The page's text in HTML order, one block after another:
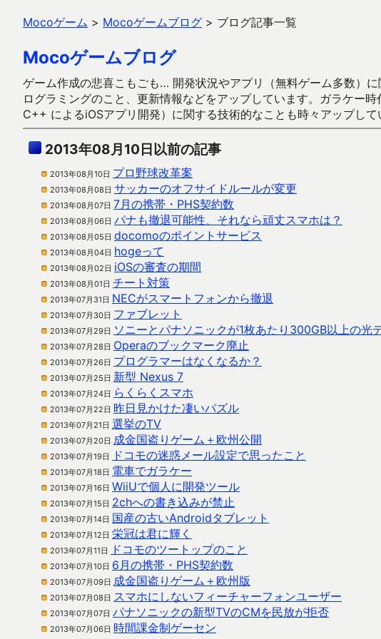
Mocoゲーム > Mocoゲームブログ > ブログ記事一覧
Mocoゲームブログ
ゲーム作成の悲喜こもごも… 開発状況やアプリ（無料ゲーム多数）
ログラミングのこと、更新情報などをアップしています。ガラケ
C++ によるiOSアプリ開発）に関する技術的なことも時々アップして
2013年08月10日以前の記事
2013年08月10日 プロ野球改革案
2013年08月08日 サッカーのオフサイドルールが変更
2013年08月07日 7月の携帯・PHS契約数
2013年08月06日 パナも撤退可能性、それなら頑丈スマホは？
2013年08月05日 docomoのポイントサービス
2013年08月04日 hogeって
2013年08月02日 iOSの審査の期間
2013年08月01日 チート対策
2013年07月31日 NECがスマートフォンから撤退
2013年07月30日 ファブレット
2013年07月29日 ソニーとパナソニックが1枚あたり300GB以上の光
2013年07月28日 Operaのブックマーク廃止
2013年07月26日 プログラマーはなくなるか？
2013年07月25日 新型 Nexus 7
2013年07月24日 らくらくスマホ
2013年07月22日 昨日見かけた凄いパズル
2013年07月21日 選挙のTV
2013年07月20日 成金国盗りゲーム＋欧州公開
2013年07月19日 ドコモの迷惑メール設定で思ったこと
2013年07月18日 電車でガラケー
2013年07月16日 WiiUで個人に開発ツール
2013年07月15日 2chへの書き込みが禁止
2013年07月14日 国産の古いAndroidタブレット
2013年07月12日 栄冠は君に輝く
2013年07月11日 ドコモのツートップのこと
2013年07月10日 6月の携帯・PHS契約数
2013年07月09日 成金国盗りゲーム＋欧州版
2013年07月08日 スマホにしないフィーチャーフォンユーザー
2013年07月07日 パナソニックの新型TVのCMを民放が拒否
2013年07月06日 時間課金制ゲーセン